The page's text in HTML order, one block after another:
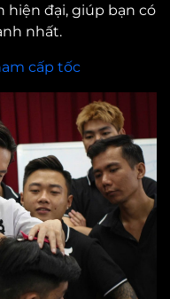
hiện đại, giúp bạn có
nhất.
cấp tốc